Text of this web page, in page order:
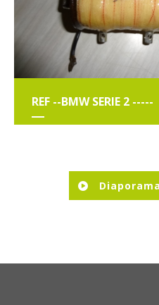
REF --BMW SERIE 2 -----